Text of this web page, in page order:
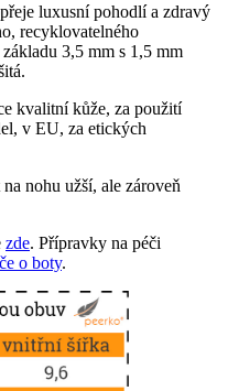
luxusní pohodlí a zdravý
recyklovatelného
3,5 mm s 1,5 mm
kvalitní kůže, za použití
v EU, za etických
nohu užší, ale zároveň
zde. Přípravky na péči
o boty.